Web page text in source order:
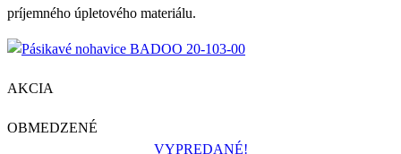
príjemného úpletového materiálu.
AKCIA
OBMEDZENÉ
VYPREDANÉ!